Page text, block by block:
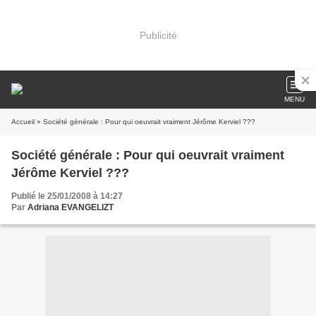
Publicité
MENU
Accueil » Société générale : Pour qui oeuvrait vraiment Jérôme Kerviel ???
Société générale : Pour qui oeuvrait vraiment
Jérôme Kerviel ???
Publié le 25/01/2008 à 14:27
Par Adriana EVANGELIZT